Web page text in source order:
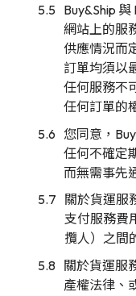
Buy&Ship
網站上的服
供應情況而
訂單均須以
任何服務不
任何訂單的
您同意，
任何不確定
而無需事先
關於貨運服
支付服務費
攬人）之間
關於貨運服
產權法律、